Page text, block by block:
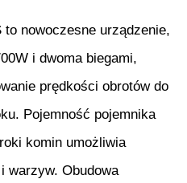
nowoczesne urządzenie,
i dwoma biegami,
prędkości obrotów do
Pojemność pojemnika
komin umożliwia
warzyw. Obudowa